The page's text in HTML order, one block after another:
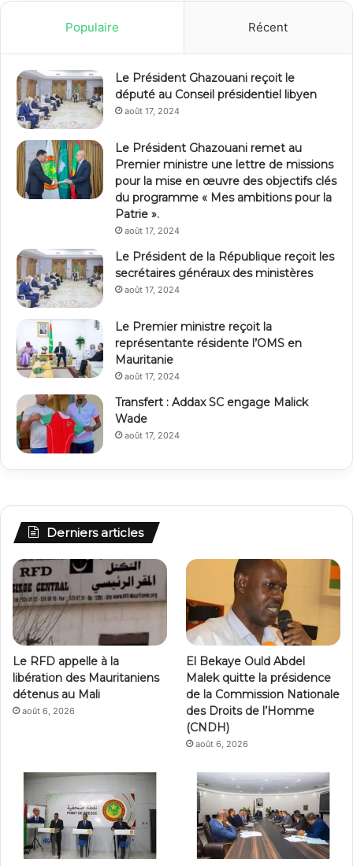
Populaire Récent
Le Président Ghazouani reçoit le
député au Conseil présidentiel libyen
août 17, 2024
Le Président Ghazouani remet au
Premier ministre une lettre de missions
pour la mise en œuvre des objectifs clés
du programme « Mes ambitions pour la
Patrie ».
août 17, 2024
Le Président de la République reçoit les
secrétaires généraux des ministères
août 17, 2024
Le Premier ministre reçoit la
représentante résidente l’OMS en
Mauritanie
août 17, 2024
Transfert : Addax SC engage Malick
Wade
août 17, 2024
Derniers articles
Le RFD appelle à la
libération des Mauritaniens
détenus au Mali
août 6, 2026
El Bekaye Ould Abdel
Malek quitte la présidence
de la Commission Nationale
des Droits de l’Homme
(CNDH)
août 6, 2026